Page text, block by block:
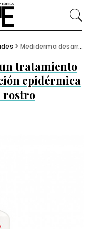
> Mediderma desarrolla un tratamiento que mejora la regeneración epidérmica y la flacidez del rostro
tratamiento
epidérmica
rostro